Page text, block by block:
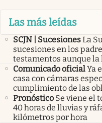
Las más leídas
SCJN | SucesionesLa
sucesiones en los
testamentos aunque la
Comunicado oficialYa
casa con cámaras
cumplimiento de las
Pronóstico Se viene el
40 horas de lluvias y
kilómetros por hora